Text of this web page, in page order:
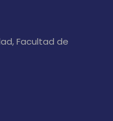
Facultad de